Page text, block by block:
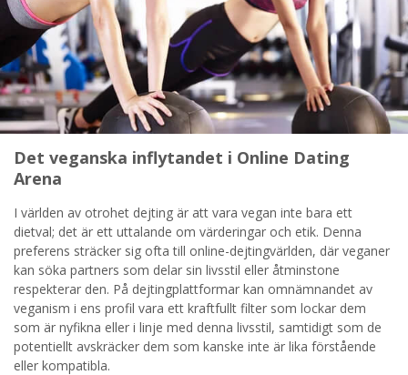
Det veganska inflytandet i Online Dating
Arena
I världen av otrohet dejting är att vara vegan inte bara ett
dietval; det är ett uttalande om värderingar och etik. Denna
preferens sträcker sig ofta till online-dejtingvärlden, där veganer
kan söka partners som delar sin livsstil eller åtminstone
respekterar den. På dejtingplattformar kan omnämnandet av
veganism i ens profil vara ett kraftfullt filter som lockar dem
som är nyfikna eller i linje med denna livsstil, samtidigt som de
potentiellt avskräcker dem som kanske inte är lika förstående
eller kompatibla.